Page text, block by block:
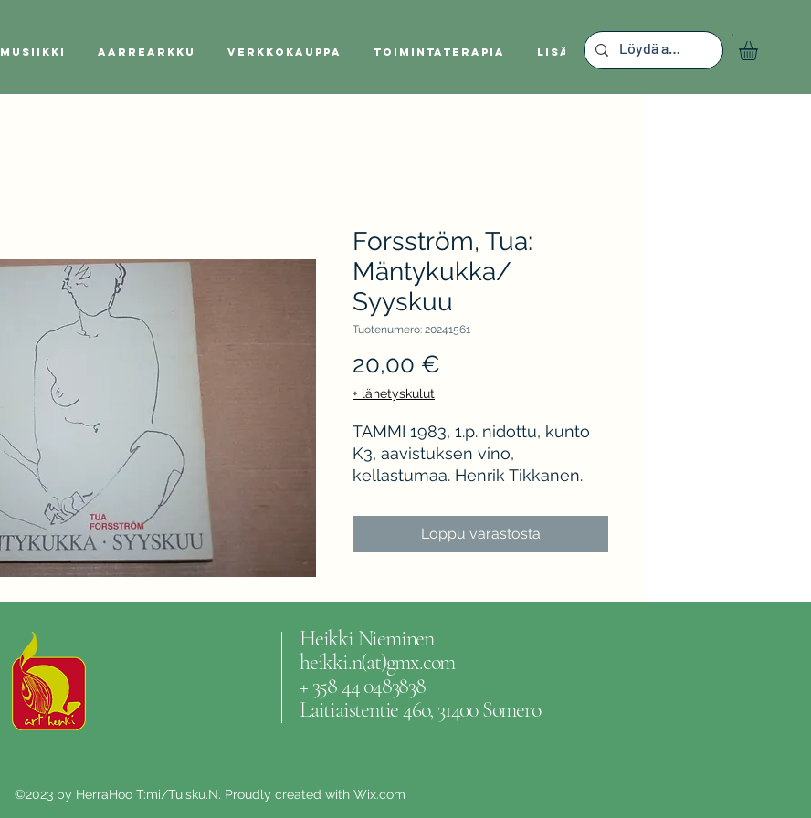
Musiikki Aarrearkku Verkkokauppa Toimintaterapia Lisää
Forsström, Tua:
Mäntykukka/
Syyskuu
Tuotenumero: 20241561
20,00 €
+ lähetyskulut
TAMMI 1983, 1.p. nidottu, kunto
K3, aavistuksen vino,
kellastumaa. Henrik Tikkanen.
Loppu varastosta
Heikki Nieminen
heikki.n(at)gmx.com
+ 358 44 0483838
Laitiaistentie 46o, 31400 Somero
©2023 by HerraHoo T:mi/Tuisku.N. Proudly created with Wix.com